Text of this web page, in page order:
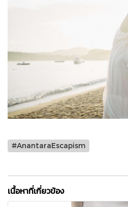
#AnantaraEscapism
เนื้อหาที่เกี่ยวข้อง